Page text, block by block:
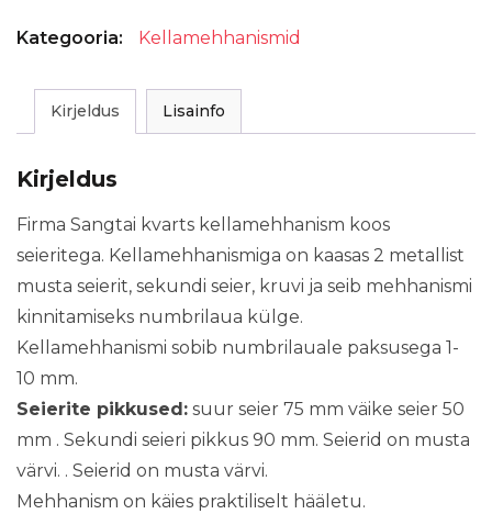
Nr.8.
Suur
seier
mm
väike
seier
50
mm
.
kogus
Kategooria: Kellamehhanismid
Kirjeldus Lisainfo
Kirjeldus
Firma Sangtai kvarts kellamehhanism koos
seieritega. Kellamehhanismiga on kaasas 2 metallist
musta seierit, sekundi seier, kruvi ja seib mehhanismi
kinnitamiseks numbrilaua külge.
Kellamehhanismi sobib numbrilauale paksusega 1-
10 mm.
Seierite pikkused: suur seier 75 mm väike seier 50
mm . Sekundi seieri pikkus 90 mm. Seierid on musta
värvi. . Seierid on musta värvi.
Mehhanism on käies praktiliselt hääletu.